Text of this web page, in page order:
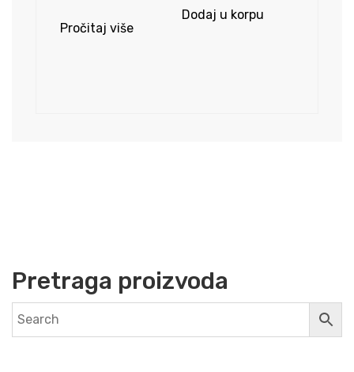
Pročitaj više
Dodaj u korpu
Pretraga proizvoda